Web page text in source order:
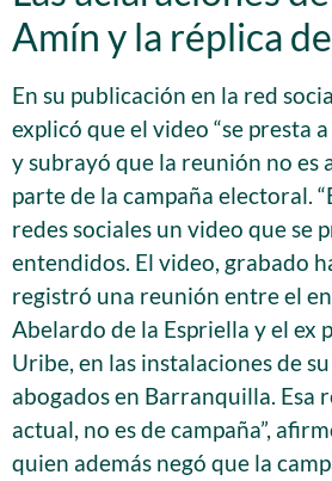
Amín y la réplica
En su publicación en la red
explicó que el video “se presta
y subrayó que la reunión no es
parte de la campaña electoral.
redes sociales un video que se
entendidos. El video, grabado
registró una reunión entre el
Abelardo de la Espriella y el ex
Uribe, en las instalaciones de
abogados en Barranquilla. Esa
actual, no es de campaña”,
quien además negó que la